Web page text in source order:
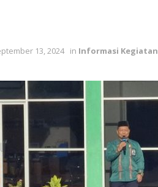
13, 2024 in Informasi Kegiatan